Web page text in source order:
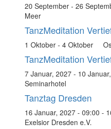
20 September - 26
Meer
TanzMeditation
1 Oktober - 4 Oktober
TanzMeditation
7 Januar, 2027 - 10
Seminarhotel
Tanztag Dresden
16 Januar, 2027 - 09:00 -
Exelsior Dresden e.V.